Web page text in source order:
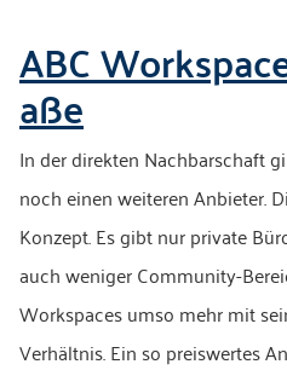
ABC
aße
In der direkten Nachbarschaft
noch einen weiteren Anbieter.
Konzept. Es gibt nur private
auch weniger Community-
Workspaces umso mehr mit
Verhältnis. Ein so preiswertes